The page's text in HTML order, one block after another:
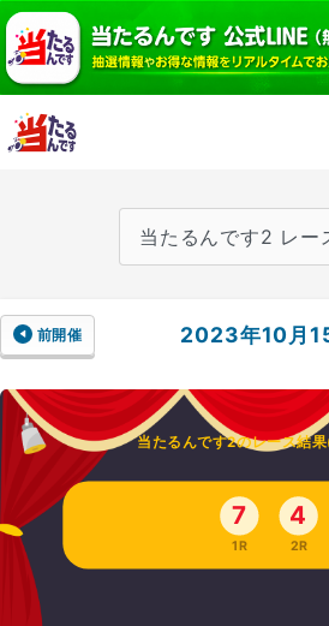
前開催 2023年10月
当たるんです2のレース結
7
1R
4
2R